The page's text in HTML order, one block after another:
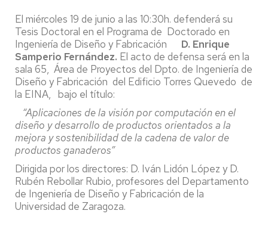
El miércoles 19 de junio a las 10:30h. defenderá su
Tesis Doctoral en el Programa de Doctorado en
Ingeniería de Diseño y Fabricación D. Enrique
Samperio Fernández. El acto de defensa será en la
sala 65, Área de Proyectos del Dpto. de Ingeniería de
Diseño y Fabricación del Edificio Torres Quevedo de
la EINA, bajo el título:
“Aplicaciones de la visión por computación en el
diseño y desarrollo de productos orientados a la
mejora y sostenibilidad de la cadena de valor de
productos ganaderos”
Dirigida por los directores: D. Iván Lidón López y D.
Rubén Rebollar Rubio, profesores del Departamento
de Ingeniería de Diseño y Fabricación de la
Universidad de Zaragoza.